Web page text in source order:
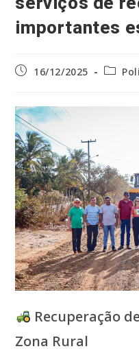
importantes
Post16/12/2025
Recuperação
Zona Rural